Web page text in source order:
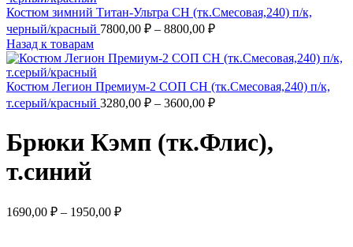
Костюм зимний Титан-Ультра CH (тк.Смесовая,240) п/к,
черный/красный 7800,00 ₽ – 8800,00 ₽
Назад к товарам
Костюм Легион Премиум-2 СОП CH (тк.Смесовая,240) п/к,
т.серый/красный 3280,00 ₽ – 3600,00 ₽
Брюки Кэмп (тк.Флис),
т.синий
1690,00 ₽ – 1950,00 ₽